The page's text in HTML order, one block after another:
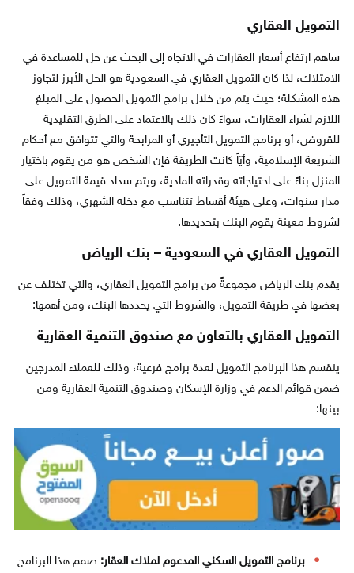
التمويل العقاري
ساهم ارتفاع أسعار العقارات في الاتجاه إلى البحث عن حل للمساعدة في
الامتلاك، لذا كان التمويل العقاري في السعودية هو الحل الأبرز لتجاوز
هذه المشكلة؛ حيث يتم من خلال برامج التمويل الحصول على المبلغ
اللازم لشراء العقارات، سواءً كان ذلك بالاعتماد على الطرق التقليدية
للقروض، أو برنامج التمويل التأجيري أو المرابحة والتي تتوافق مع أحكام
الشريعة الإسلامية، وأيّاً كانت الطريقة فإن الشخص هو من يقوم باختيار
المنزل بناءً على احتياجاته وقدراته المادية، ويتم سداد قيمة التمويل على
مدار سنوات، وعلى هيئة أقساط تتناسب مع دخله الشهري، وذلك وفقاً
لشروط معينة يقوم البنك بتحديدها.
التمويل العقاري في السعودية – بنك الرياض
يقدم بنك الرياض مجموعةً من برامج التمويل العقاري، والتي تختلف عن
بعضها في طريقة التمويل، والشروط التي يحددها البنك، ومن أهمها:
التمويل العقاري بالتعاون مع صندوق التنمية العقارية
ينقسم هذا البرنامج التمويل لعدة برامج فرعية، وذلك للعملاء المدرجين
ضمن قوائم الدعم في وزارة الإسكان وصندوق التنمية العقارية ومن
بينها:
برنامج التمويل السكني المدعوم لملاك العقار: صمم هذا البرنامج